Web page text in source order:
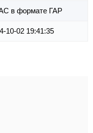
в формате ГАР
10-02 19:41:35